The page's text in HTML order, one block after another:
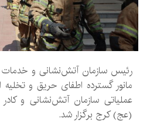
رئیس سازمان آتش‌نشانی و خدمات
مانور گسترده اطفای حریق و
عملیاتی سازمان آتش‌نشانی و کادر
(عج) کرج برگزار شد.